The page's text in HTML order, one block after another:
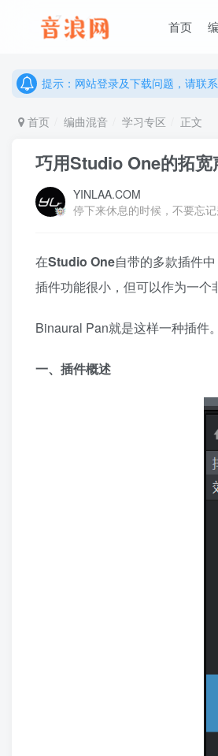
首页
说明：有任何问题请联系网站客服
说明：有任何问题请联系网站客服
首页 编曲混音 学习专区 正文
巧用Studio One的拓
YINLAA.COM
停下来休息的时候，不要忘
在Studio One自带的多款插件
插件功能很小，但可以作为一个
Binaural Pan就是这样一种插件。
一、插件概述